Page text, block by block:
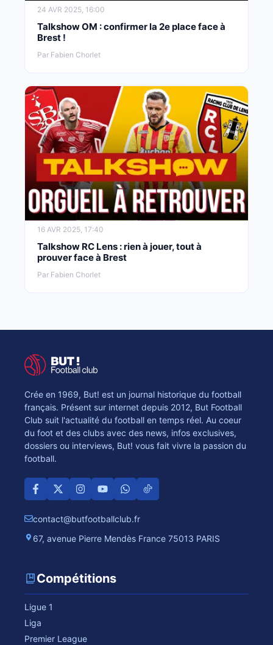
24 AVR 2025, 16:00
Talkshow OM : confirmer la 2e place face à
Brest !
Par Fabien Chorlet
16 AVR 2025, 17:40
Talkshow RC Lens : rien à jouer, tout à
prouver face à Brest
Par Fabien Chorlet
Crée en 1969, But! est un journal historique du football
français. Présent sur internet depuis 2012, But Football
Club suit l'actualité du football en temps réel. Au coeur
du foot et des clubs avec des news, infos exclusives,
dossiers ou interviews, But! vous fait vivre la passion du
football.
contact@butfootballclub.fr
67, avenue Pierre Mendès France 75013 PARIS
Compétitions
Ligue 1
Liga
Premier League